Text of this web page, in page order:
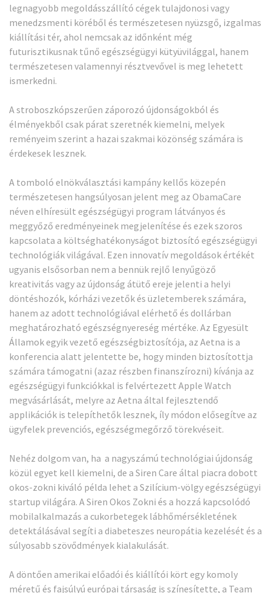
legnagyobb megoldásszállító cégek tulajdonosi vagy
menedzsmenti köréből és természetesen nyüzsgő, izgalmas
kiállítási tér, ahol nemcsak az időnként még
futurisztikusnak tűnő egészségügyi kütyüvilággal, hanem
természetesen valamennyi résztvevővel is meg lehetett
ismerkedni.
A stroboszkópszerűen záporozó újdonságokból és
élményekből csak párat szeretnék kiemelni, melyek
reményeim szerint a hazai szakmai közönség számára is
érdekesek lesznek.
A tomboló elnökválasztási kampány kellős közepén
természetesen hangsúlyosan jelent meg az ObamaCare
néven elhíresült egészségügyi program látványos és
meggyőző eredményeinek megjelenítése és ezek szoros
kapcsolata a költséghatékonyságot biztosító egészségügyi
technológiák világával. Ezen innovatív megoldások értékét
ugyanis elsősorban nem a bennük rejlő lenyűgöző
kreativitás vagy az újdonság átütő ereje jelenti a helyi
döntéshozók, kórházi vezetők és üzletemberek számára,
hanem az adott technológiával elérhető és dollárban
meghatározható egészségnyereség mértéke. Az Egyesült
Államok egyik vezető egészségbiztosítója, az Aetna is a
konferencia alatt jelentette be, hogy minden biztosítottja
számára támogatni (azaz részben finanszírozni) kívánja az
egészségügyi funkciókkal is felvértezett Apple Watch
megvásárlását, melyre az Aetna által fejlesztendő
applikációk is telepíthetők lesznek, íly módon elősegítve az
ügyfelek prevenciós, egészségmegőrző törekvéseit.
Nehéz dolgom van, ha a nagyszámú technológiai újdonság
közül egyet kell kiemelni, de a Siren Care által piacra dobott
okos-zokni kiváló példa lehet a Szilícium-völgy egészségügyi
startup világára. A Siren Okos Zokni és a hozzá kapcsolódó
mobilalkalmazás a cukorbetegek lábhőmérsékletének
detektálásával segíti a diabeteszes neuropátia kezelését és a
súlyosabb szövődmények kialakulását.
A döntően amerikai előadói és kiállítói kört egy komoly
méretű és fajsúlyú európai társaság is színesítette, a Team